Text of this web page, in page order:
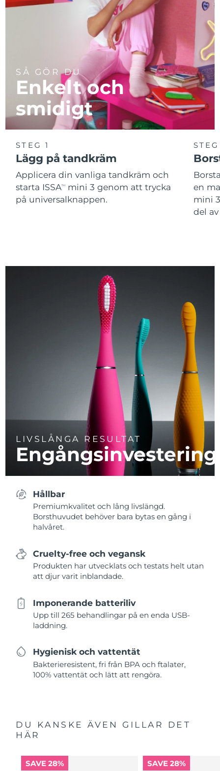
SÅ GÖR DU
Enkelt och
smidigt
STEG 1
Lägg på tandkräm
Applicera din vanliga tandkräm och
starta ISSATM
mini 3 genom att trycka
på universalknappen.
en
mini
del
LIVSLÅNGA RESULTAT
Engångsinvestering
Hållbar
Premiumkvalitet och lång livslängd.
Borsthuvudet behöver bara bytas en gång i
halvåret.
Cruelty-free och vegansk
Produkten har utvecklats och testats helt utan
att djur varit inblandade.
Imponerande batteriliv
Upp till 265 behandlingar på en enda USB-
laddning.
Hygienisk och vattentät
Bakterieresistent, fri från BPA och ftalater,
100% vattentät och lätt att rengöra.
DU KANSKE ÄVEN GILLAR DET
HÄR
SAVE 28% SAVE 28%